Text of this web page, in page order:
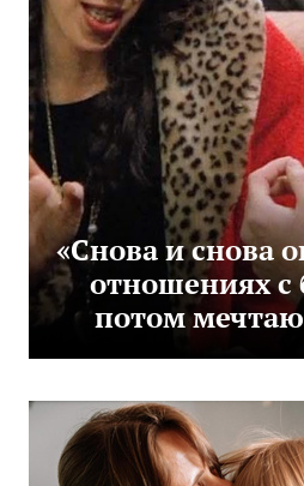
«Снова и снова
отношениях
потом